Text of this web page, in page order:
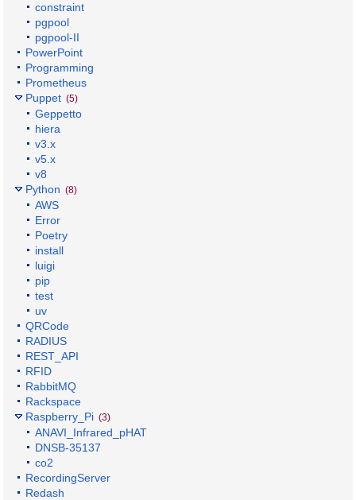
constraint
pgpool
pgpool-II
PowerPoint
Programming
Prometheus
Puppet (5)
Geppetto
hiera
v3.x
v5.x
v8
Python (8)
AWS
Error
Poetry
install
luigi
pip
test
uv
QRCode
RADIUS
REST_API
RFID
RabbitMQ
Rackspace
Raspberry_Pi (3)
ANAVI_Infrared_pHAT
DNSB-35137
co2
RecordingServer
Redash